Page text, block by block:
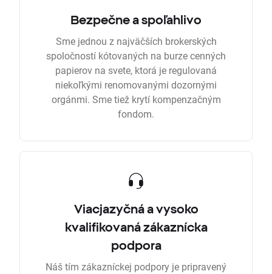
Bezpečne a spoľahlivo
Sme jednou z najväčších brokerských
spoločností kótovaných na burze cenných
papierov na svete, ktorá je regulovaná
niekoľkými renomovanými dozornými
orgánmi. Sme tiež krytí kompenzačným
fondom.
Viacjazyčná a vysoko
kvalifikovaná zákaznícka
podpora
Náš tím zákazníckej podpory je pripravený